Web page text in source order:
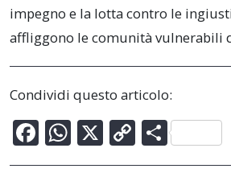
impegno e la lotta contro le
affliggono le comunità vulnerabili
Condividi questo articolo:
F
ac
W
h
X C
o
C
o